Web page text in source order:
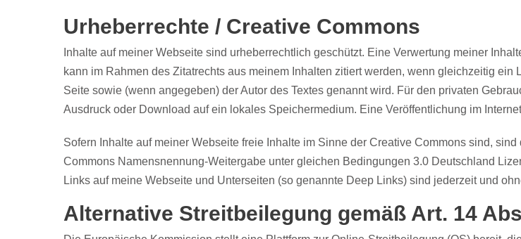
Urheberrechte / Creative Commons
Inhalte auf meiner Webseite sind urheberrechtlich geschützt. Eine Verwertung meiner
kann im Rahmen des Zitatrechts aus meinem Inhalten zitiert werden, wenn gleichzeitig
Seite sowie (wenn angegeben) der Autor des Textes genannt wird. Für den privaten
Ausdruck oder Download auf ein lokales Speichermedium. Eine Veröffentlichung im
Sofern Inhalte auf meiner Webseite freie Inhalte im Sinne der Creative Commons sind,
Commons Namensnennung-Weitergabe unter gleichen Bedingungen 3.0 Deutschland
Links auf meine Webseite und Unterseiten (so genannte Deep Links) sind jederzeit und
Alternative Streitbeilegung gemäß Art. 14